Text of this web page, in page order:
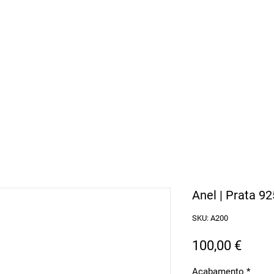
Anel | Prata
SKU: A200
100,00 €
Acabamento *